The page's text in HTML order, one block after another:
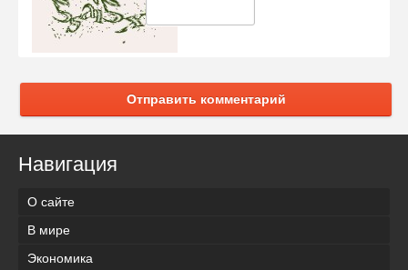
Отправить комментарий
Навигация
О сайте
В мире
Экономика